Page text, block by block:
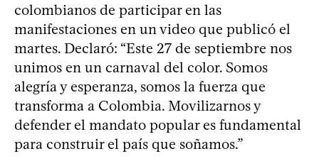
colombianos de participar en las
manifestaciones en un video que publicó el
martes. Declaró: “Este 27 de septiembre nos
unimos en un carnaval del color. Somos
alegría y esperanza, somos la fuerza que
transforma a Colombia. Movilizarnos y
defender el mandato popular es fundamental
para construir el país que soñamos.”